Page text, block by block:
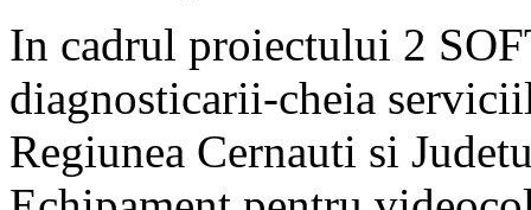
In cadrul proiectului 2
diagnosticarii-cheia
Regiunea Cernauti si